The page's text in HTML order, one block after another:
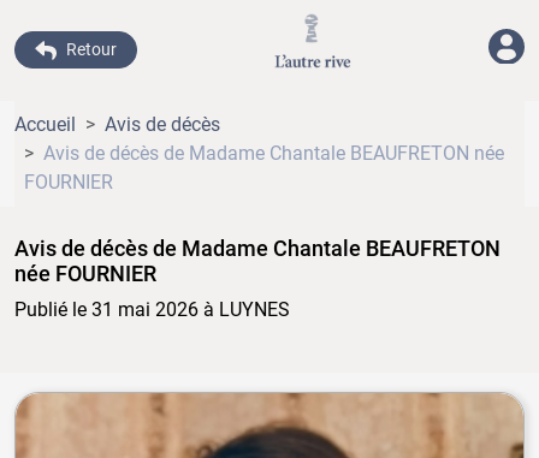
Retour
Accueil
Avis de décès
Avis de décès de Madame Chantale BEAUFRETON née
FOURNIER
Avis de décès de Madame Chantale BEAUFRETON
née FOURNIER
Publié le 31 mai 2026 à LUYNES